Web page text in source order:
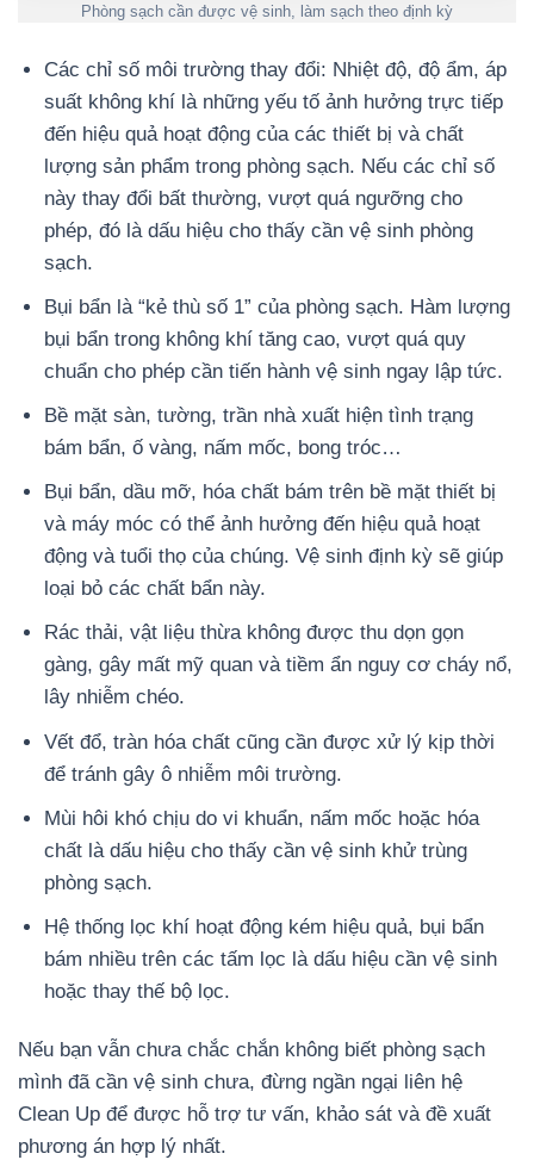
Phòng sạch cần được vệ sinh, làm sạch theo định kỳ
Các chỉ số môi trường thay đổi: Nhiệt độ, độ ẩm, áp
suất không khí là những yếu tố ảnh hưởng trực tiếp
đến hiệu quả hoạt động của các thiết bị và chất
lượng sản phẩm trong phòng sạch. Nếu các chỉ số
này thay đổi bất thường, vượt quá ngưỡng cho
phép, đó là dấu hiệu cho thấy cần vệ sinh phòng
sạch.
Bụi bẩn là “kẻ thù số 1” của phòng sạch. Hàm lượng
bụi bẩn trong không khí tăng cao, vượt quá quy
chuẩn cho phép cần tiến hành vệ sinh ngay lập tức.
Bề mặt sàn, tường, trần nhà xuất hiện tình trạng
bám bẩn, ố vàng, nấm mốc, bong tróc…
Bụi bẩn, dầu mỡ, hóa chất bám trên bề mặt thiết bị
và máy móc có thể ảnh hưởng đến hiệu quả hoạt
động và tuổi thọ của chúng. Vệ sinh định kỳ sẽ giúp
loại bỏ các chất bẩn này.
Rác thải, vật liệu thừa không được thu dọn gọn
gàng, gây mất mỹ quan và tiềm ẩn nguy cơ cháy nổ,
lây nhiễm chéo.
Vết đổ, tràn hóa chất cũng cần được xử lý kịp thời
để tránh gây ô nhiễm môi trường.
Mùi hôi khó chịu do vi khuẩn, nấm mốc hoặc hóa
chất là dấu hiệu cho thấy cần vệ sinh khử trùng
phòng sạch.
Hệ thống lọc khí hoạt động kém hiệu quả, bụi bẩn
bám nhiều trên các tấm lọc là dấu hiệu cần vệ sinh
hoặc thay thế bộ lọc.
Nếu bạn vẫn chưa chắc chắn không biết phòng sạch
mình đã cần vệ sinh chưa, đừng ngần ngại liên hệ
Clean Up để được hỗ trợ tư vấn, khảo sát và đề xuất
phương án hợp lý nhất.